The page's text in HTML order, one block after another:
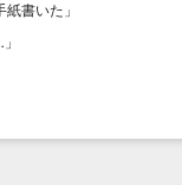
紙書いた 」
」